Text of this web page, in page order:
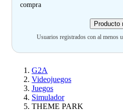
compra
Producto
Usuarios registrados con al menos
G2A
Videojuegos
Juegos
Simulador
THEME PARK